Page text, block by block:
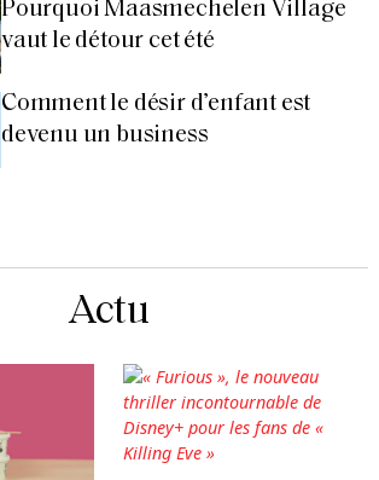
Pourquoi Maasmechelen Village
vaut le détour cet été
Comment le désir d’enfant est
devenu un business
Actu